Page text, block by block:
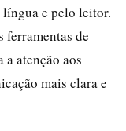
língua e pelo leitor.
ferramentas de
atenção aos
mais clara e